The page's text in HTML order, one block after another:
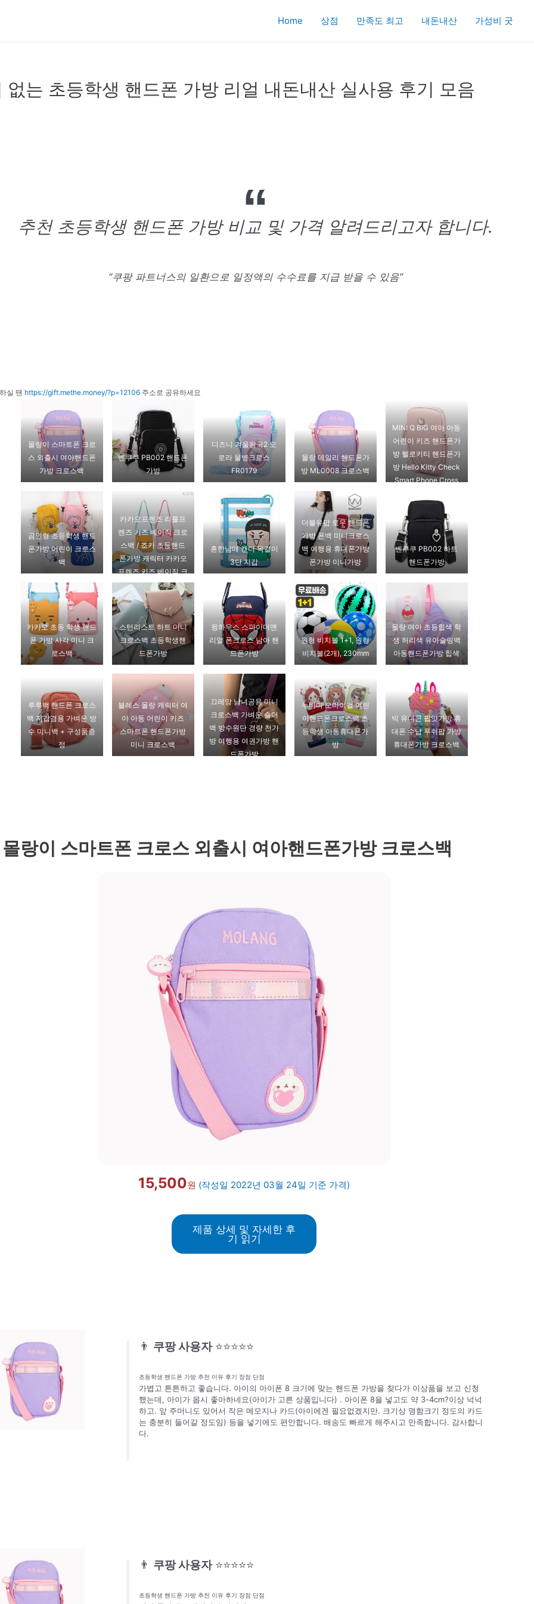
Home 상점 만족도 최고 내돈내산 가성비 굿
없는 초등학생 핸드폰 가방 리얼 내돈내산 실사용 후기 모음
추천 초등학생 핸드폰 가방 비교 및 가격 알려드리고자 합니다.
“쿠팡 파트너스의 일환으로 일정액의 수수료를 지급 받을 수 있음”
실 땐 https://gift.methe.money/?p=12106주소로 공유하세요
몰랑이 스마트폰 크로
스 외출시 여아핸드폰
가방 크로스백
벤쿠쿠 PB002 핸드폰
가방
디즈니 겨울왕국2 오
로라 물병크로스
FR0179
몰랑 데일리 핸드폰가
방 ML0008 크로스백
MINI Q BIG 여아 아동
어린이 키즈 핸드폰가
방 헬로키티 핸드폰가
방 Hello Kitty Check
Smart Phone Cross
곰인형 초등학생 핸드
폰가방 어린이 크로스
백
카카오프렌즈 리틀프
렌즈 키즈 베이직 크로
스백 / 조카 초등핸드
폰가방 캐릭터 카카오
프렌즈 키즈 베이직 크
로스백
흔한남매 캔디 목걸이
3단 지갑
더블유팝 로우 핸드폰
가방 폰백 미니크로스
백 여행용 휴대폰가방
폰가방 미니가방
벤쿠쿠 PB002 하트
핸드폰가방
카카오 초등 학생 핸드
폰 가방 사각 미니 크
로스백
스턴리스트 하트 미니
크로스백 초등학생핸
드폰가방
윙하우스 스파이더맨
리얼 폰크로스 남아 핸
드폰가방
원형 비치볼 1+1, 원형
비치볼(2개), 230mm
몰랑 여아 초등힙색 학
생 허리색 유아슬링백
아동핸드폰가방 힙색
루루백 핸드폰 크로스
백 지갑겸용 가벼운 방
수 미니백 + 구성품증
정
블레스 몰랑 캐릭터 여
아 아동 어린이 키즈
스마트폰 핸드폰가방
미니 크로스백
끄레앙 남녀공용 미니
크로스백 가벼운 숄더
백 방수원단 경량 천가
방 여행용 여권가방 핸
드폰가방
누비다 오마이걸 어린
이핸드폰크로스백 초
등학생 아동휴대폰가
방
빅 유니콘 팝잇가방 휴
대폰 수납 푸쉬팝 가방
휴대폰가방 크로스백
몰랑이 스마트폰 크로스 외출시 여아핸드폰가방 크로스백
15,500원 (작성일 2022년 03월 24일 기준 가격)
제품 상세 및 자세한 후
기 읽기
👨 쿠팡 사용자 ⭐⭐⭐⭐⭐
초등학생 핸드폰 가방 추천 이유 후기 장점 단점
가볍고 튼튼하고 좋습니다. 아이의 아이폰 8 크기에 맞는 핸드폰 가방을 찾다가 이상품을 보고 신청
했는데, 아이가 몹시 좋아하네요(아이가 고른 상품입니다) . 아이폰 8을 넣고도 약 3-4cm?이상 넉넉
하고. 앞 주머니도 있어서 작은 메모지나 카드(아이에겐 필요없겠지만. 크기상 명함크기 정도의 카드
는 충분히 들어갈 정도임) 등을 넣기에도 편안합니다. 배송도 빠르게 해주시고 만족합니다. 감사합니
다.
👨 쿠팡 사용자 ⭐⭐⭐⭐⭐
초등학생 핸드폰 가방 추천 이유 후기 장점 단점